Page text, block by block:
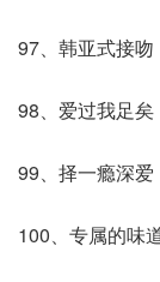
97、韩亚式接吻
98、爱过我足矣
99、择一瘾深爱
100、专属的味